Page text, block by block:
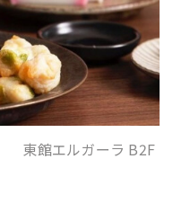
東館エルガーラ B2F